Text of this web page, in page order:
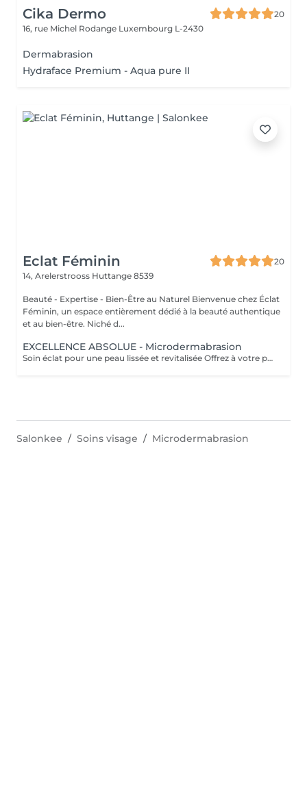
Cika Dermo
20
16, rue Michel Rodange Luxembourg L-2430
Dermabrasion
Hydraface Premium - Aqua pure II
Eclat Féminin
20
14, Arelerstrooss Huttange 8539
Beauté - Expertise - Bien-Être au Naturel Bienvenue chez Éclat
Féminin, un espace entièrement dédié à la beauté authentique
et au bien-être. Niché d...
EXCELLENCE ABSOLUE - Microdermabrasion
Soin éclat pour une peau lissée et revitalisée Offrez à votre peau un éclat immédiat grâce à la microdermabrasion, une technique douce qui stimule la régénération, lisse les ridules et révèle un teint plus lumineux et uniforme. Sans douleur, ce soin laisse la peau propre, fraîche et visiblement rajeunie dès les premières séances. Comment cela fonctionne : Une abrasion douce associée à une aspiration délicate élimine les impuretés, affine le grain de peau et aide à maintenir une apparence plus jeune et éclatante. En option, les ultrasons renforcent les effets en stimulant la circulation et en favorisant la pénétration des actifs, laissant la peau visiblement plus fraîche et revitalisée. Les bienfaits : - Peau lisse et douce - Teint éclatant - Peau raffermie et tonifiée - Aspect plus jeune et visiblement revitalisé - Pores resserrés et peau purifiée Découvrez l'ensemble de mes rituels et prestations exclusives sur: www.eclat-feminin.lu - SCROLLER VERS LE HAUT - DESCRIPTION -
Salonkee Soins visage Microdermabrasion